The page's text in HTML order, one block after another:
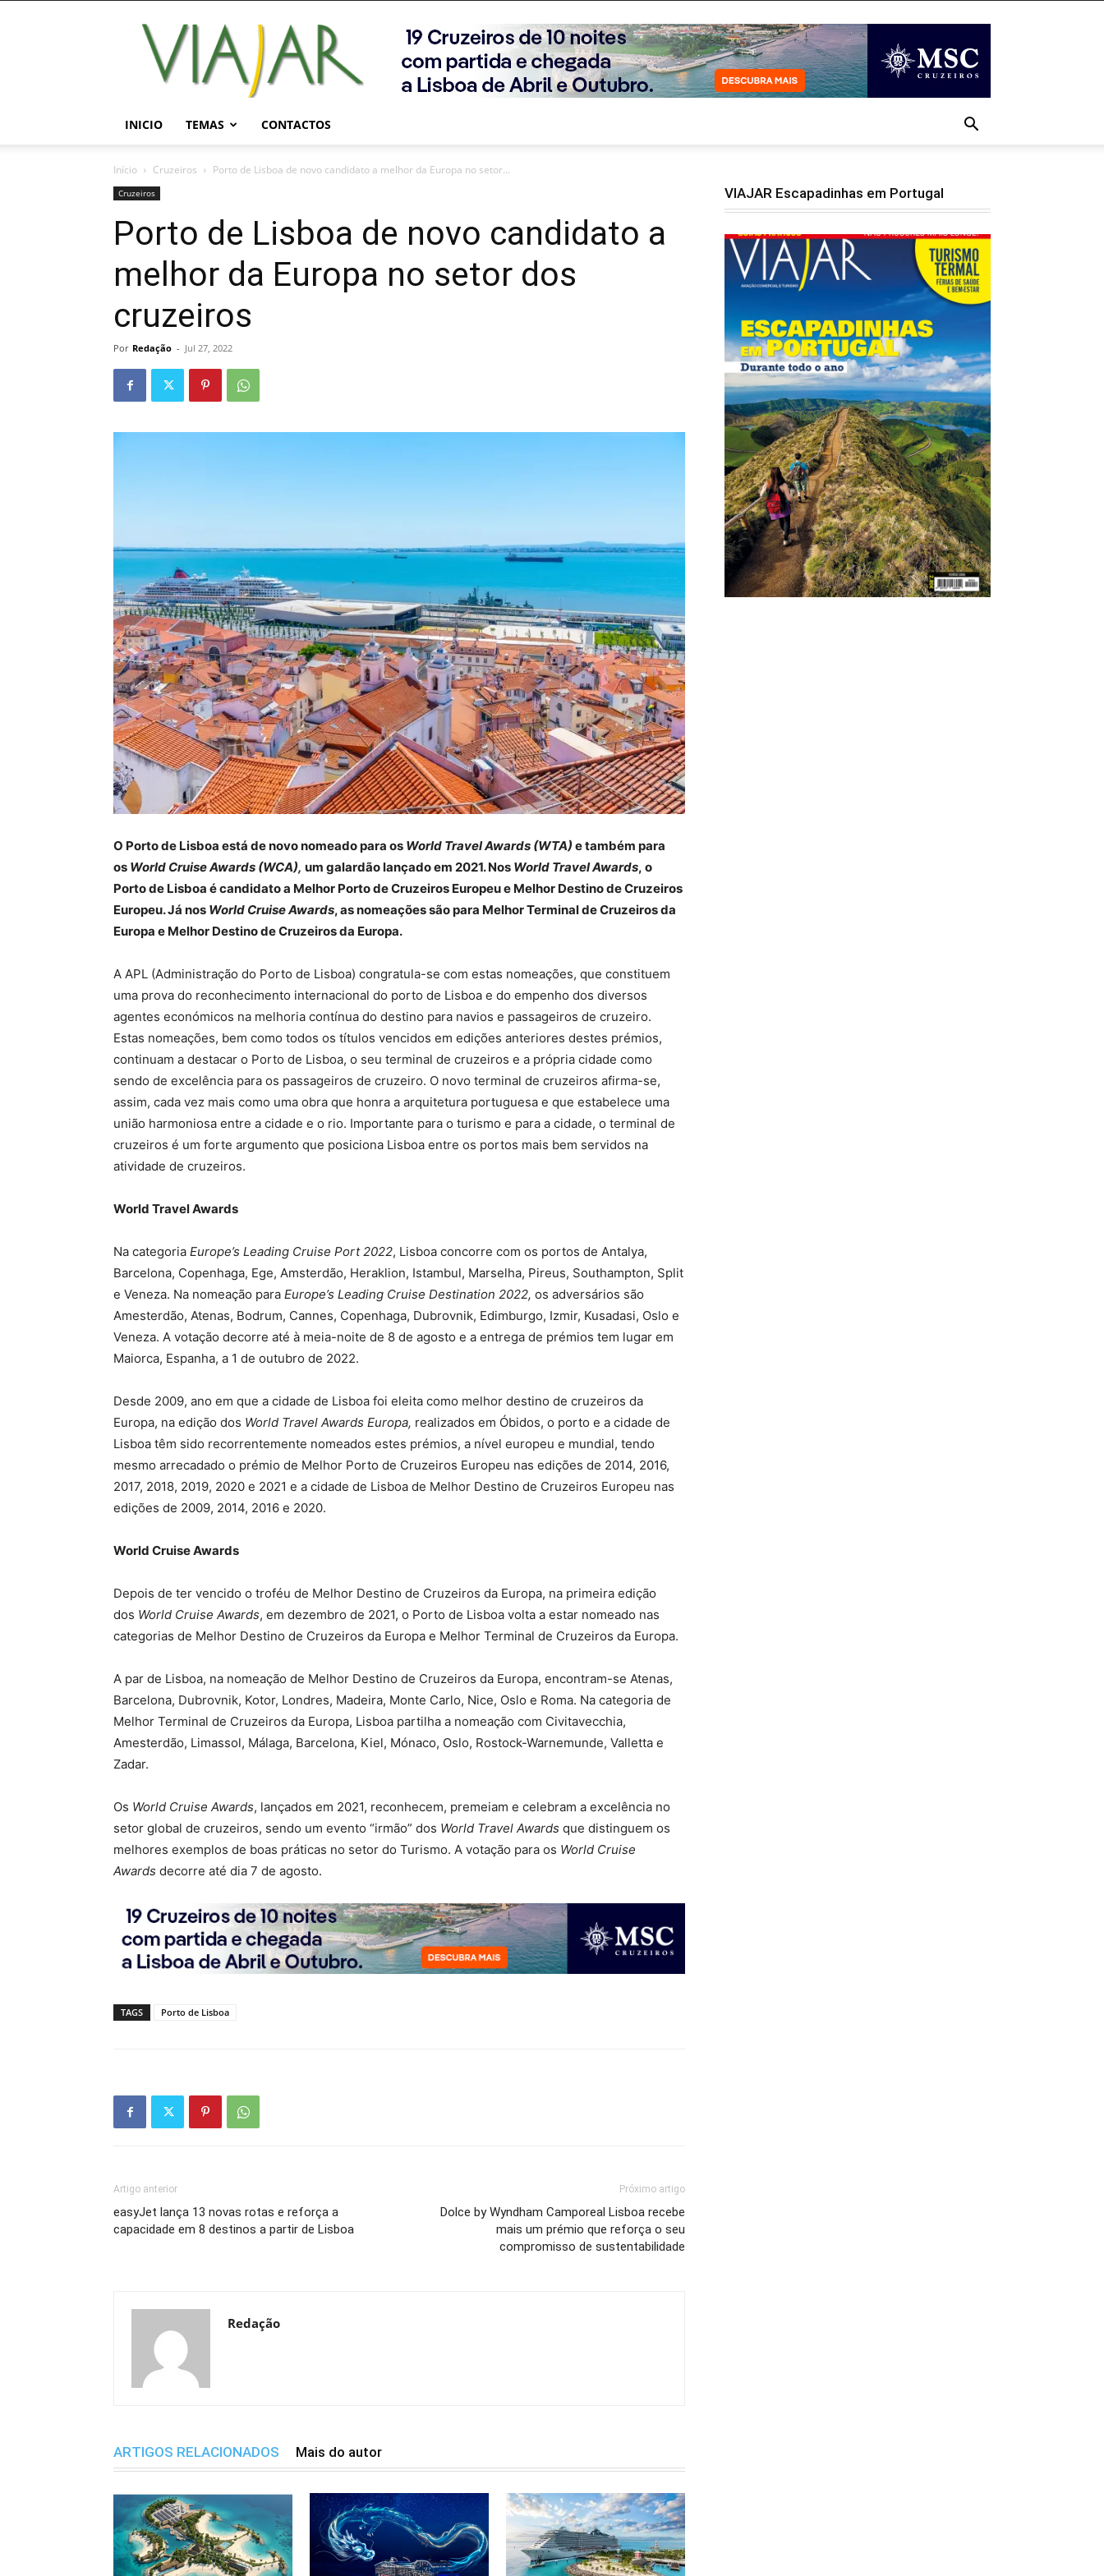
Viajar
Magazine
Online
INICIO TEMAS CONTACTOS
Início Cruzeiros Porto de Lisboa de novo candidato a melhor da Europa no setor...
Cruzeiros
Porto de Lisboa de novo candidato a
melhor da Europa no setor dos
cruzeiros
Por Redação - Jul 27, 2022
O Porto de Lisboa está de novo nomeado para os World Travel Awards (WTA)e também para
os World Cruise Awards (WCA), um galardão lançado em 2021. Nos World Travel Awards, o
Porto de Lisboa é candidato a Melhor Porto de Cruzeiros Europeu e Melhor Destino de Cruzeiros
Europeu. Já nos World Cruise Awards, as nomeações são para Melhor Terminal de Cruzeiros da
Europa e Melhor Destino de Cruzeiros da Europa.
A APL (Administração do Porto de Lisboa) congratula-se com estas nomeações, que constituem
uma prova do reconhecimento internacional do porto de Lisboa e do empenho dos diversos
agentes económicos na melhoria contínua do destino para navios e passageiros de cruzeiro.
Estas nomeações, bem como todos os títulos vencidos em edições anteriores destes prémios,
continuam a destacar o Porto de Lisboa, o seu terminal de cruzeiros e a própria cidade como
sendo de excelência para os passageiros de cruzeiro. O novo terminal de cruzeiros afirma-se,
assim, cada vez mais como uma obra que honra a arquitetura portuguesa e que estabelece uma
união harmoniosa entre a cidade e o rio. Importante para o turismo e para a cidade, o terminal de
cruzeiros é um forte argumento que posiciona Lisboa entre os portos mais bem servidos na
atividade de cruzeiros.
World Travel Awards
Na categoria Europe’s Leading Cruise Port 2022, Lisboa concorre com os portos de Antalya,
Barcelona, Copenhaga, Ege, Amsterdão, Heraklion, Istambul, Marselha, Pireus, Southampton, Split
e Veneza. Na nomeação para Europe’s Leading Cruise Destination 2022, os adversários são
Amesterdão, Atenas, Bodrum, Cannes, Copenhaga, Dubrovnik, Edimburgo, Izmir, Kusadasi, Oslo e
Veneza. A votação decorre até à meia-noite de 8 de agosto e a entrega de prémios tem lugar em
Maiorca, Espanha, a 1 de outubro de 2022.
Desde 2009, ano em que a cidade de Lisboa foi eleita como melhor destino de cruzeiros da
Europa, na edição dos World Travel Awards Europa, realizados em Óbidos, o porto e a cidade de
Lisboa têm sido recorrentemente nomeados estes prémios, a nível europeu e mundial, tendo
mesmo arrecadado o prémio de Melhor Porto de Cruzeiros Europeu nas edições de 2014, 2016,
2017, 2018, 2019, 2020 e 2021 e a cidade de Lisboa de Melhor Destino de Cruzeiros Europeu nas
edições de 2009, 2014, 2016 e 2020.
World Cruise Awards
Depois de ter vencido o troféu de Melhor Destino de Cruzeiros da Europa, na primeira edição
dos World Cruise Awards, em dezembro de 2021, o Porto de Lisboa volta a estar nomeado nas
categorias de Melhor Destino de Cruzeiros da Europa e Melhor Terminal de Cruzeiros da Europa.
A par de Lisboa, na nomeação de Melhor Destino de Cruzeiros da Europa, encontram-se Atenas,
Barcelona, Dubrovnik, Kotor, Londres, Madeira, Monte Carlo, Nice, Oslo e Roma. Na categoria de
Melhor Terminal de Cruzeiros da Europa, Lisboa partilha a nomeação com Civitavecchia,
Amesterdão, Limassol, Málaga, Barcelona, Kiel, Mónaco, Oslo, Rostock-Warnemunde, Valletta e
Zadar.
Os World Cruise Awards, lançados em 2021, reconhecem, premeiam e celebram a excelência no
setor global de cruzeiros, sendo um evento “irmão” dos World Travel Awards que distinguem os
melhores exemplos de boas práticas no setor do Turismo. A votação para os World Cruise
Awards decorre até dia 7 de agosto.
TAGS Porto de Lisboa
Artigo anterior
easyJet lança 13 novas rotas e reforça a
capacidade em 8 destinos a partir de Lisboa
Próximo artigo
Dolce by Wyndham Camporeal Lisboa recebe
mais um prémio que reforça o seu
compromisso de sustentabilidade
Redação
ARTIGOS RELACIONADOS Mais do autor
VIAJAR Escapadinhas em Portugal